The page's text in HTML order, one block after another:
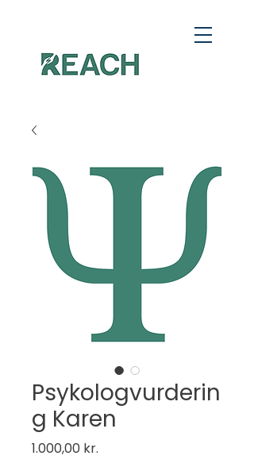
Psykologvurderin
g Karen
1.000,00 kr.